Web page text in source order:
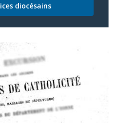
diocésains